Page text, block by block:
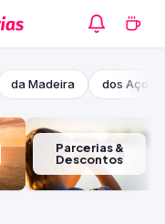
da Madeira dos
Parcerias &
Descontos